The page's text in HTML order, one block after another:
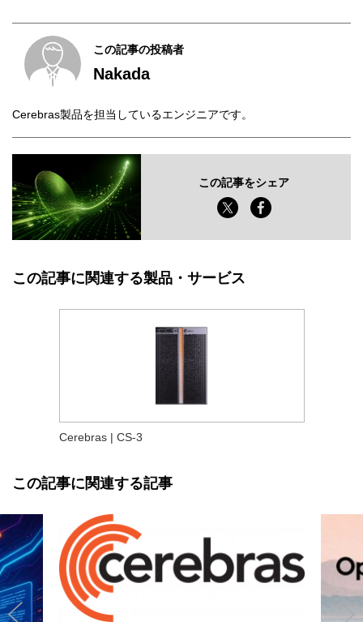
この記事の投稿者
Nakada
Cerebras製品を担当しているエンジニアです。
この記事をシェア
この記事に関連する製品・サービス
Cerebras | CS-3
この記事に関連する記事